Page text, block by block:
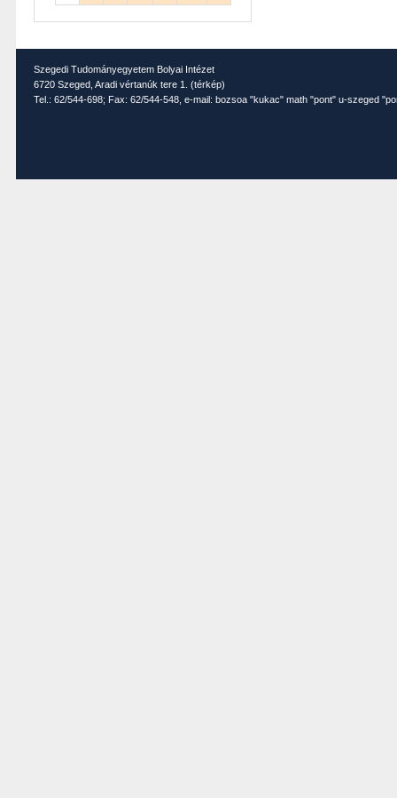
Szegedi Tudományegyetem Bolyai Intézet
6720 Szeged, Aradi vértanúk tere 1. (térkép)
Tel.: 62/544-698; Fax: 62/544-548, e-mail: bozsoa "kukac" math "pont" u-szeged